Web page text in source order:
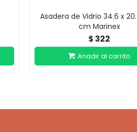
Asadera de Vidrio 34.6 x
cm Marinex
$ 322